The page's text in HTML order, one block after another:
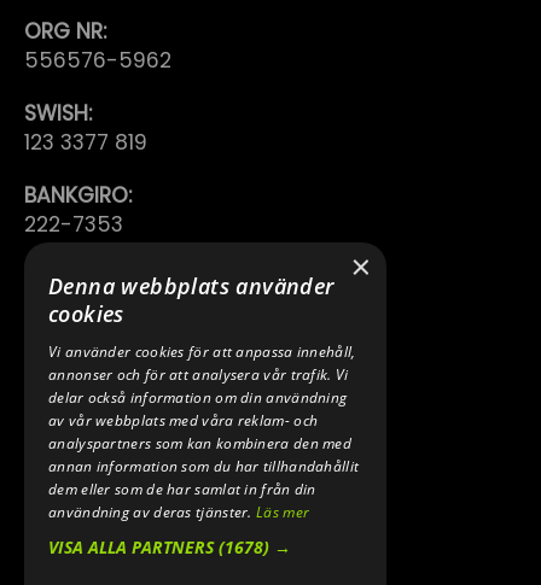
ORG NR:
556576-5962
SWISH:
123 3377 819
BANKGIRO:
222-7353
TELEFON:
0640 200 50
E-POST:
INFO@SPEEDSHOPEN.SE
ÅNGRA MITT KÖP
×
Denna webbplats använder
cookies
Vi använder cookies för att anpassa innehåll,
annonser och för att analysera vår trafik. Vi
delar också information om din användning
av vår webbplats med våra reklam- och
analyspartners som kan kombinera den med
annan information som du har tillhandahållit
dem eller som de har samlat in från din
användning av deras tjänster.Läs mer
VISA ALLA PARTNERS(1678) →